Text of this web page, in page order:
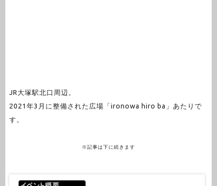
JR大塚駅北口周辺。
2021年3月に整備された広場「ironowa hiro ba」あたりで
す。
※記事は下に続きます